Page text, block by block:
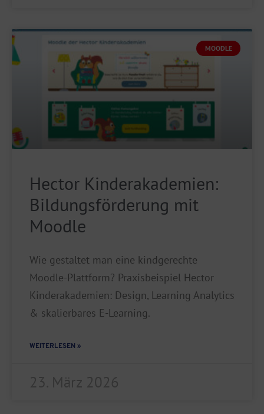
MOODLE
Hector Kinderakademien:
Bildungsförderung mit
Moodle
Wie gestaltet man eine kindgerechte
Moodle-Plattform? Praxisbeispiel Hector
Kinderakademien: Design, Learning Analytics
& skalierbares E-Learning.
WEITERLESEN »
23. März 2026